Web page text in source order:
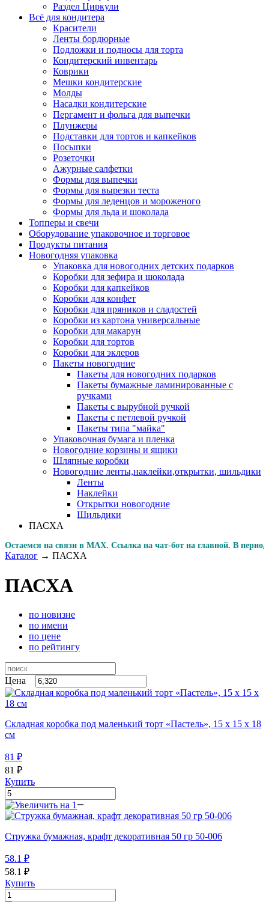
Раздел Циркули
Всё для кондитера
Красители
Ленты бордюрные
Подложки и подносы для торта
Кондитерский инвентарь
Коврики
Мешки кондитерские
Молды
Насадки кондитерские
Пергамент и фольга для выпечки
Плунжеры
Подставки для тортов и капкейков
Посыпки
Розеточки
Ажурные салфетки
Формы для выпечки
Формы для вырезки теста
Формы для леденцов и мороженого
Формы для льда и шоколада
Топперы и свечи
Оборудование упаковочное и торговое
Продукты питания
Новогодняя упаковка
Упаковка для новогодних детских подарков
Коробки для зефира и шоколада
Коробки для капкейков
Коробки для конфет
Коробки для пряников и сладостей
Коробки из картона универсальные
Коробки для макарун
Коробки для тортов
Коробки для эклеров
Пакеты новогодние
Пакеты для новогодних подарков
Пакеты бумажные ламинированные с
ручками
Пакеты с вырубной ручкой
Пакеты с петлевой ручкой
Пакеты типа "майка"
Упаковочная бумага и пленка
Новогодние корзины и ящики
Шляпные коробки
Новогодние ленты,наклейки,открытки, шильдики
Ленты
Наклейки
Открытки новогодние
Шильдики
ПАСХА
на связи в MAX. Ссылка на чат-бот на главной. В
Каталог → ПАСХА
ПАСХА
по новизне
по имени
по цене
по рейтингу
Цена
Складная коробка под маленький торт «Пастель», 15 х 15 х 18
см
81 ₽
81 ₽
Купить
Стружка бумажная, крафт декоративная 50 гр 50-006
58.1 ₽
58.1 ₽
Купить